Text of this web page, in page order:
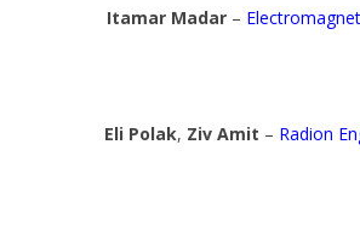
Itamar Madar–
Eli Polak, Ziv Amit – Radion